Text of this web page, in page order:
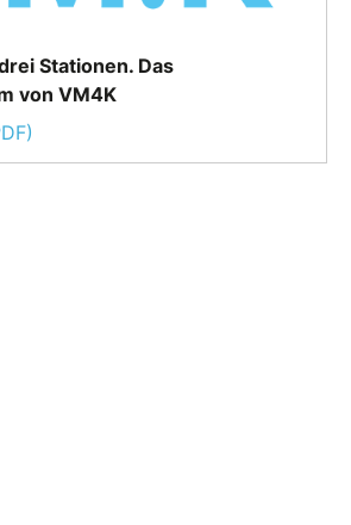
Stationen. Das
von VM4K